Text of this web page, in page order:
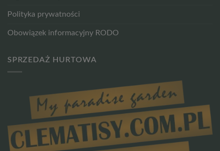
Polityka prywatności
Obowiązek informacyjny RODO
SPRZEDAŻ HURTOWA